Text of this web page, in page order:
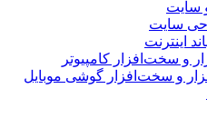
سایت
سایت
اینترنت
و سخت‌افزار کامپیوتر
و سخت‌افزار گوشی موبایل